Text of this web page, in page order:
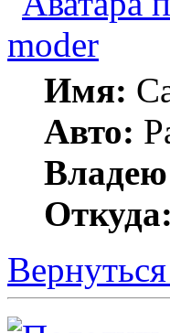
moder
Имя:
Авто:
Владею
Откуда: